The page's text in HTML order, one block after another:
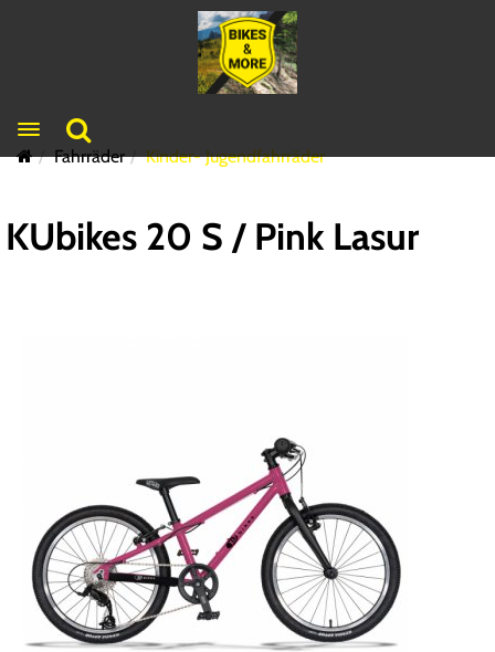
Toggle navigation
Fahrräder
Kinder- Jugendfahrräder
KUbikes 20 S / Pink Lasur